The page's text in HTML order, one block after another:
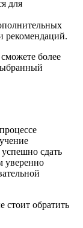
для
рекомендаций.
более
сдать
уверенно
стоит обратить